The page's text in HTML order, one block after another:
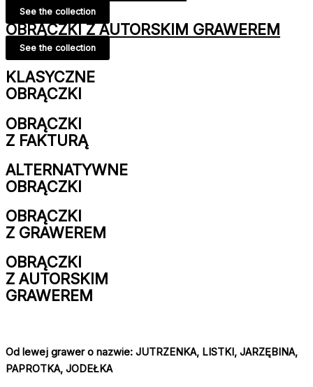
See the collection
OBRĄCZKI Z AUTORSKIM GRAWEREM
See the collection
KLASYCZNE
OBRĄCZKI
OBRĄCZKI
Z FAKTURĄ
ALTERNATYWNE
OBRĄCZKI
OBRĄCZKI
Z GRAWEREM
OBRĄCZKI
Z AUTORSKIM
GRAWEREM
Od lewej grawer o nazwie: JUTRZENKA, LISTKI, JARZĘBINA,
PAPROTKA, JODEŁKA